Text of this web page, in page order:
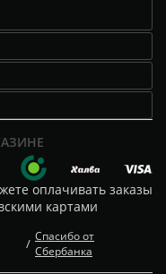
оплачивать заказы
картами
/ Спасибо от
Сбербанка